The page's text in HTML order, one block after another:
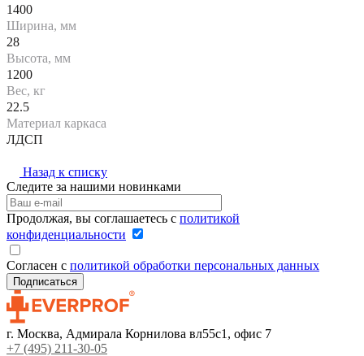
1400
Ширина, мм
28
Высота, мм
1200
Вес, кг
22.5
Материал каркаса
ЛДСП
Назад к списку
Следите за нашими новинками
Продолжая, вы соглашаетесь с политикой
конфиденциальности
Согласен с политикой обработки персональных данных
г. Москва, Адмирала Корнилова вл55с1, офис 7
+7 (495) 211-30-05